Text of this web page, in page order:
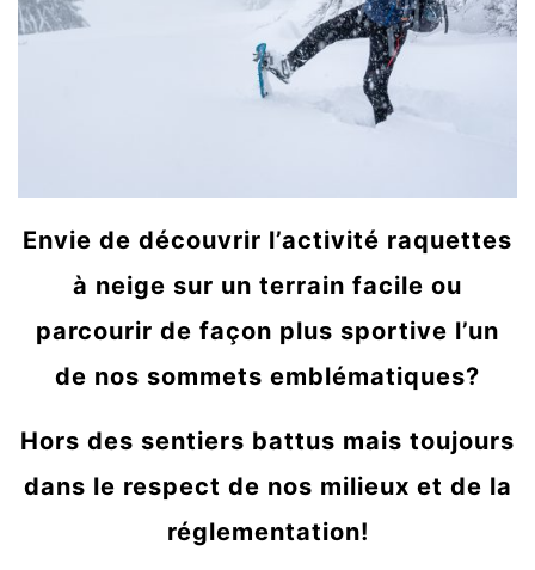
Envie de découvrir l’activité raquettes
à neige sur un terrain facile ou
parcourir de façon plus sportive l’un
de nos sommets emblématiques?
Hors des sentiers battus mais toujours
dans le respect de nos milieux et de la
réglementation!